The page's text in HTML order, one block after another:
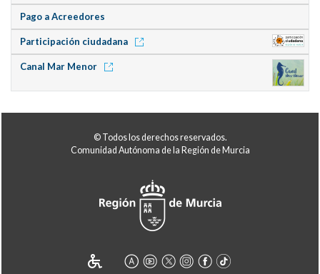
Pago a Acreedores
Participación ciudadana
Canal Mar Menor
© Todos los derechos reservados.
Comunidad Autónoma de la Región de Murcia